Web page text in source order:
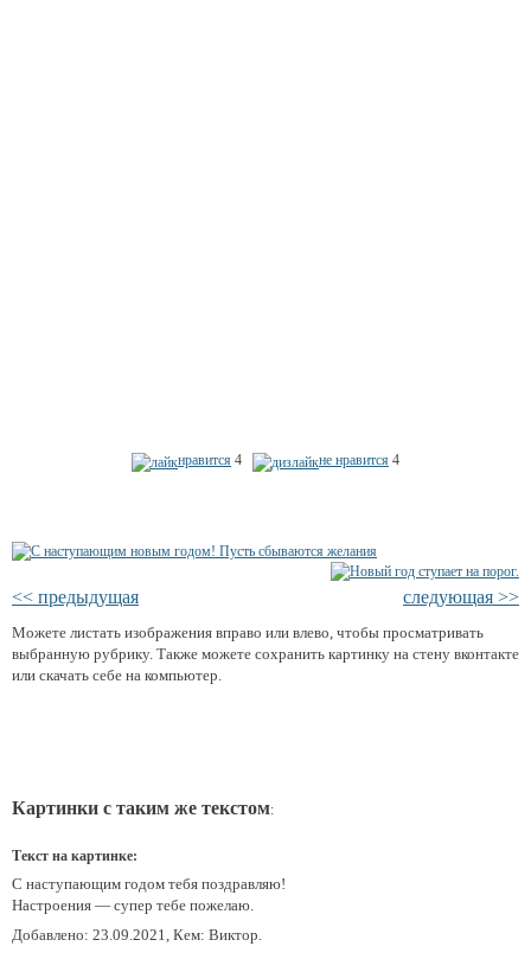
нравится 4 не нравится 4
<< предыдущая следующая >>
Можете листать изображения вправо или влево, чтобы просматривать
выбранную рубрику. Также можете сохранить картинку на стену вконтакте
или скачать себе на компьютер.
Картинки с таким же текстом:
Текст на картинке:
С наступающим годом тебя поздравляю!
Настроения — супер тебе пожелаю.
Добавлено: 23.09.2021, Кем: Виктор.